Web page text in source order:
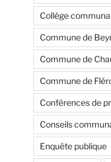
Collège
Commune de
Commune de
Commune de
Conférences de
Conseils
Enquête publique